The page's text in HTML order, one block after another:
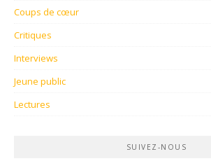
Coups de cœur
Critiques
Interviews
Jeune public
Lectures
SUIVEZ-NOUS